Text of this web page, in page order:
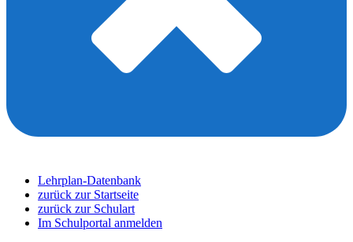
Lehrplan-Datenbank
zurück zur Startseite
zurück zur Schulart
Im Schulportal anmelden